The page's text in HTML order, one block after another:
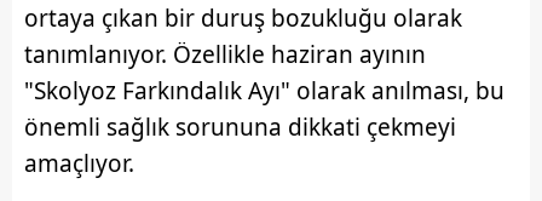
ortaya çıkan bir duruş bozukluğu olarak
tanımlanıyor. Özellikle haziran ayının
"Skolyoz Farkındalık Ayı" olarak anılması, bu
önemli sağlık sorununa dikkati çekmeyi
amaçlıyor.